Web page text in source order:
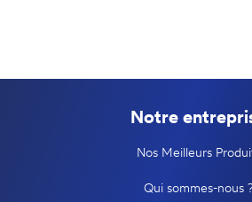
Notre
Nos Meilleurs
Qui sommes-nous